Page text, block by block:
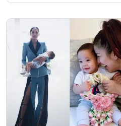
เขากลายเป็นสุดยอดฮีโร่นามว่า “แค
ปกป้องเมืองปารีสจากวายร้ายเจ้าพ
ต้องการทำลายล้างเมืองให้ราบ เพื่อ
อัญมณีเวทมนตร์ ซึ่งล่าสุดปล่อยภาพ
ออกมาเผยให้เห็น 3 ตัวละครหลักสุด
เปอร์วายร้าย ที่ต้องปะทะกันด้วยพ
ในชุดซูเปอร์ฮีโร่เต่าทองสีแดงสดใส
เด็กสาวที่มีชีวิตสุดธรรมดา ด้วยพลัง
เปลี่ยนเธอให้กลายเป็นสาวน้อยมหัศ